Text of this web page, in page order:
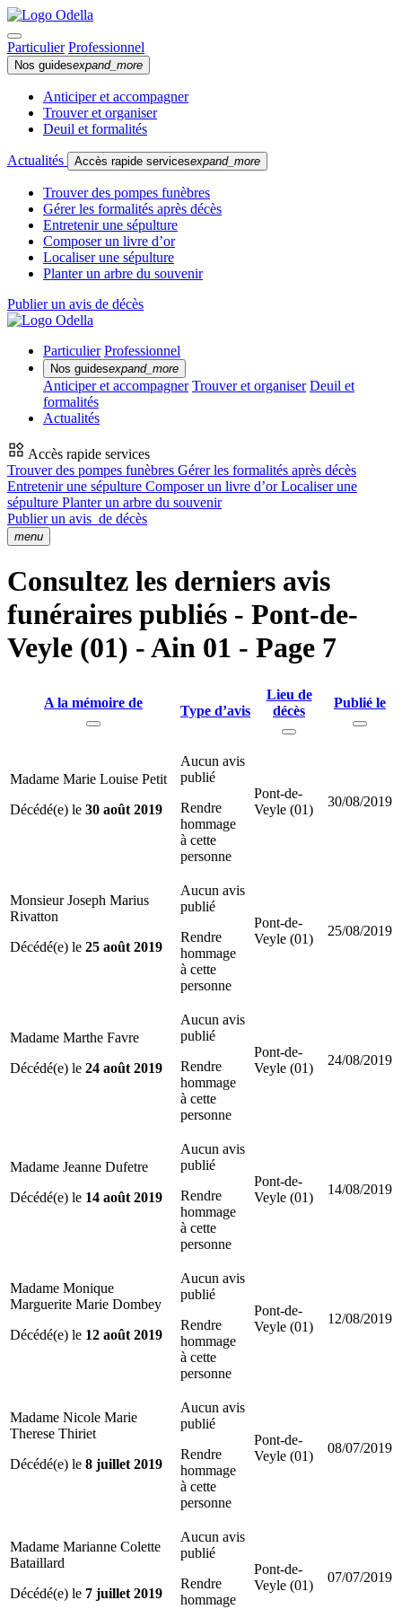
Particulier Professionnel
Nos guidesexpand_more
Anticiper et accompagner
Trouver et organiser
Deuil et formalités
Actualités Accès rapide servicesexpand_more
Trouver des pompes funèbres
Gérer les formalités après décès
Entretenir une sépulture
Composer un livre d’or
Localiser une sépulture
Planter un arbre du souvenir
Publier un avis de décès
Particulier Professionnel
Nos guidesexpand_more
Anticiper et accompagner Trouver et organiser Deuil et
formalités
Actualités
Accès rapide services
Trouver des pompes funèbres Gérer les formalités après décès
Entretenir une sépulture Composer un livre d’orLocaliser une
sépulture Planter un arbre du souvenir
Publier un avis de décès
menu
Consultez les derniers avis
funéraires publiés - Pont-de-
Veyle (01) - Ain 01 - Page 7
A la mémoire de
Type d’avis
Lieu de
décès
Publié le
Madame Marie Louise Petit
Décédé(e) le 30 août 2019
Aucun avis
publié
Rendre
hommage
à cette
personne
Pont-de-
Veyle (01)
30/08/2019
Monsieur Joseph Marius
Rivatton
Décédé(e) le 25 août 2019
Aucun avis
publié
Rendre
hommage
à cette
personne
Pont-de-
Veyle (01)
25/08/2019
Madame Marthe Favre
Décédé(e) le 24 août 2019
Aucun avis
publié
Rendre
hommage
à cette
personne
Pont-de-
Veyle (01)
24/08/2019
Madame Jeanne Dufetre
Décédé(e) le 14 août 2019
Aucun avis
publié
Rendre
hommage
à cette
personne
Pont-de-
Veyle (01)
14/08/2019
Madame Monique
Marguerite Marie Dombey
Décédé(e) le 12 août 2019
Aucun avis
publié
Rendre
hommage
à cette
personne
Pont-de-
Veyle (01)
12/08/2019
Madame Nicole Marie
Therese Thiriet
Décédé(e) le 8 juillet 2019
Aucun avis
publié
Rendre
hommage
à cette
personne
Pont-de-
Veyle (01)
08/07/2019
Madame Marianne Colette
Bataillard
Décédé(e) le 7 juillet 2019
Aucun avis
publié
Rendre
hommage
Pont-de-
Veyle (01)
07/07/2019